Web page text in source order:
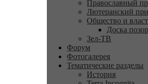
Православный
Лютеранский
Общество и
Доска
Зел-ТВ
Форум
Фотогалерея
Тематические разделы
История